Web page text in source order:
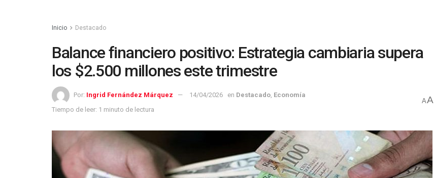
Inicio Destacado
Balance financiero positivo: Estrategia cambiaria supera
los $2.500 millones este trimestre
Por: Ingrid Fernández Márquez 14/04/2026 en Destacado Economía
Tiempo de leer: 1 minuto de lectura
AA